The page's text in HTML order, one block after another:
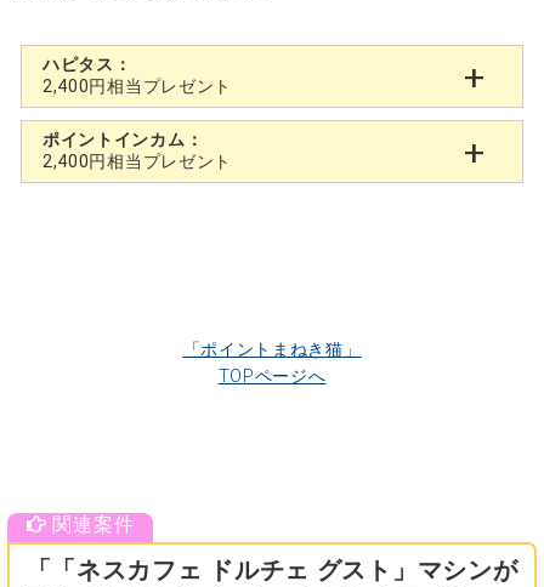
ハピタス：
2,400円相当プレゼント
ポイントインカム：
2,400円相当プレゼント
「ポイントまねき猫」
TOPページへ
「「ネスカフェ ドルチェ グスト」マシンが